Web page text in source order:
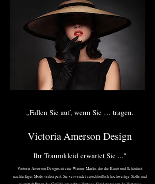
„Fallen Sie auf, wenn Sie … tragen.
Victoria Amerson Design
Ihr Traumkleid erwartet Sie ..."
Victoria Amerson Designs ist eine Wiener Marke, die die Kunst und Schönheit
nachhaltiger Mode verkörpert. Sie verwendet ausschließlich hochwertige Stoffe und